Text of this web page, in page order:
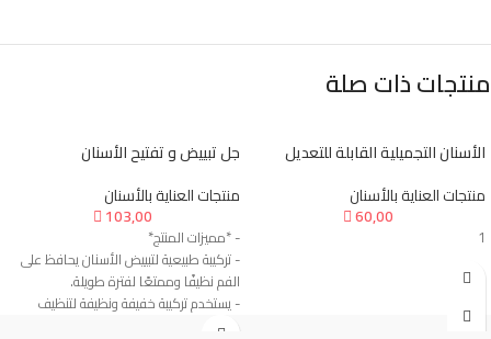
منتجات ذات صلة
الأسنان التجميلية القابلة للتعديل
منتجات العناية بالأسنان
60,00
1
جل تبييض و تفتيح الأسنان
منتجات العناية بالأسنان
103,00
- *مميزات المنتج*
- تركيبة طبيعية لتبييض الأسنان يحافظ على
الفم نظيفًا وممتعًا لفترة طويلة.
- يستخدم تركيبة خفيفة ونظيفة لتنظيف
الأوساخ بين الأسنان بعناية.